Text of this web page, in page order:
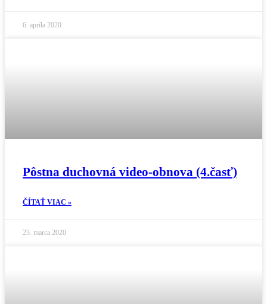
6. apríla 2020
Pôstna duchovná video-obnova (4.časť)
ČÍTAŤ VIAC »
23. marca 2020